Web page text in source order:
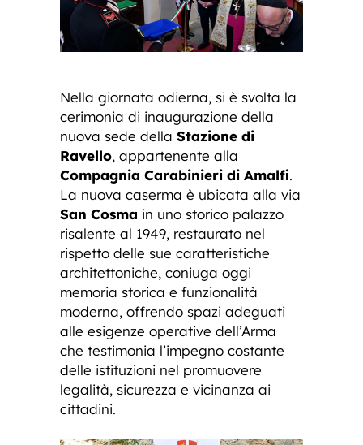
Nella giornata odierna, si è svolta la
cerimonia di inaugurazione della
nuova sede della Stazione di
Ravello, appartenente alla
Compagnia Carabinieri di Amalfi.
La nuova caserma è ubicata alla via
San Cosma in uno storico palazzo
risalente al 1949, restaurato nel
rispetto delle sue caratteristiche
architettoniche, coniuga oggi
memoria storica e funzionalità
moderna, offrendo spazi adeguati
alle esigenze operative dell’Arma
che testimonia l’impegno costante
delle istituzioni nel promuovere
legalità, sicurezza e vicinanza ai
cittadini.